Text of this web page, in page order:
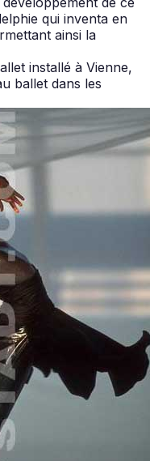
qui inventa en
ainsi la
installé à Vienne,
ballet dans les